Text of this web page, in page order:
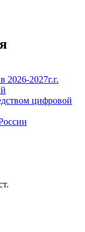
2026-2027г.г.
цифровой